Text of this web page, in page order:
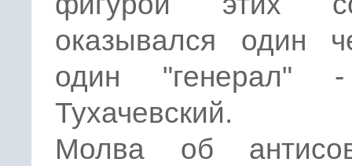
оказывался один
один
Тухачевский.
Молва об